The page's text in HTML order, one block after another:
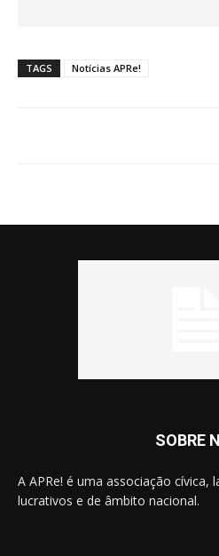
TAGS Notícias APRe!
SOBRE
A APRe! é uma associação cívica,
lucrativos e de âmbito nacional.